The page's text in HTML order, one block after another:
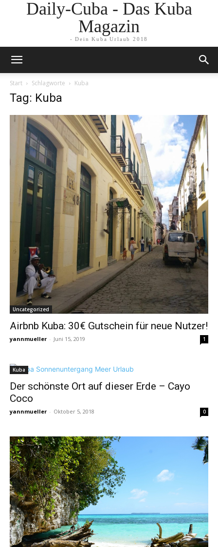
Daily-Cuba - Das Kuba
Magazin
- Dein Kuba Urlaub 2018
Start Schlagworte Kuba
Tag: Kuba
Uncategorized
Airbnb Kuba: 30€ Gutschein für neue Nutzer!
yannmueller - Juni 15, 2019 1
Kuba
Der schönste Ort auf dieser Erde – Cayo
Coco
yannmueller - Oktober 5, 2018 0